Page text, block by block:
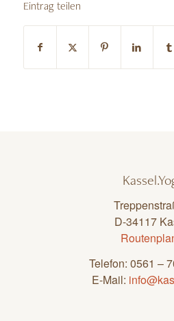
Eintrag teilen
D-34117
Telefon: 0561 –
E-Mail: